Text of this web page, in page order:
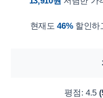
현재도46%할인하
평점: 4.5